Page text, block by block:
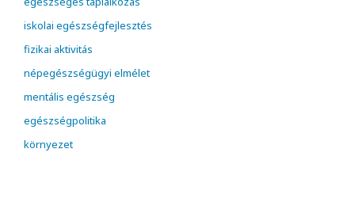
iskolai egészségfejlesztés
fizikai aktivitás
népegészségügyi elmélet
mentális egészség
egészségpolitika
környezet